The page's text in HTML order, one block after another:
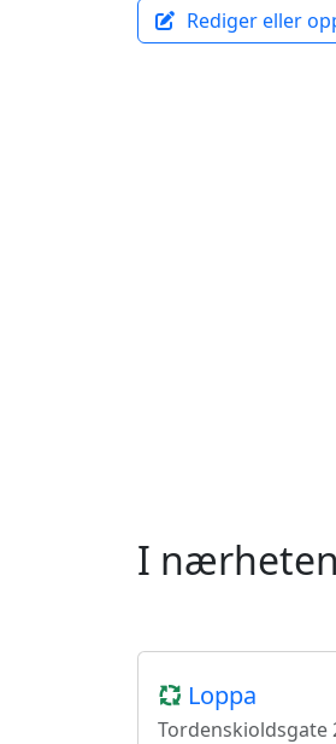
Rediger eller
I
Loppa
Tordenskioldsgate